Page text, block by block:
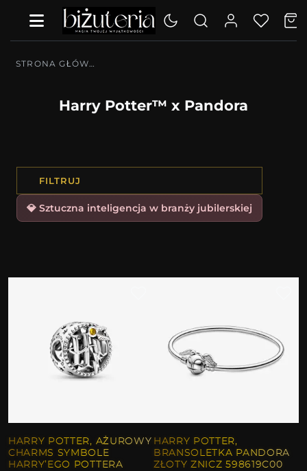
STRONA GŁÓWNA
Harry Potter™ x Pandora
FILTRUJ
💎 Sztuczna inteligencja w branży jubilerskiej
HARRY POTTER, AŻUROWY
CHARMS SYMBOLE
HARRY’EGO POTTERA
HARRY POTTER,
BRANSOLETKA PANDORA
ZŁOTY ZNICZ 598619C00